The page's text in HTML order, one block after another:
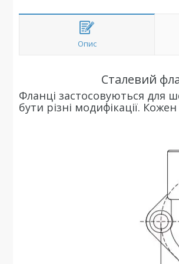
Опис
Сталевий
Фланці застосовуються для
бути різні модифікації.